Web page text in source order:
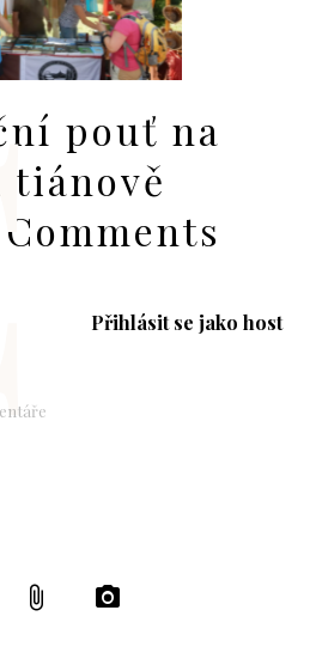
pouť na
Přihlásit se jako host